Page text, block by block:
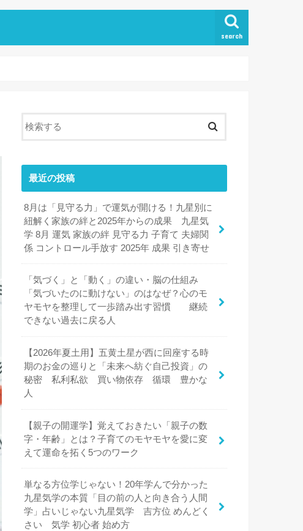
search
最近の投稿
8月は「見守る力」で運気が開ける！九星別に
紐解く家族の絆と2025年からの成果 九星気
学 8月 運気 家族の絆 見守る力 子育て 夫婦関
係 コントロール手放す 2025年 成果 引き寄せ
「気づく」と「動く」の違い・脳の仕組み
「気づいたのに動けない」のはなぜ？心のモ
ヤモヤを整理して一歩踏み出す習慣 継続
できない過去に戻る人
【2026年夏土用】五黄土星が西に回座する時
期のお金の巡りと「未来へ紡ぐ自己投資」の
秘密 私利私欲 買い物依存 循環 豊かな
人
【親子の開運学】覚えておきたい「親子の数
字・年齢」とは？子育てのモヤモヤを愛に変
えて運命を拓く5つのワーク
単なる方位学じゃない！20年学んで分かった
九星気学の本質「目の前の人と向き合う人間
学」占いじゃない九星気学 吉方位 めんどく
さい 気学 初心者 始め方